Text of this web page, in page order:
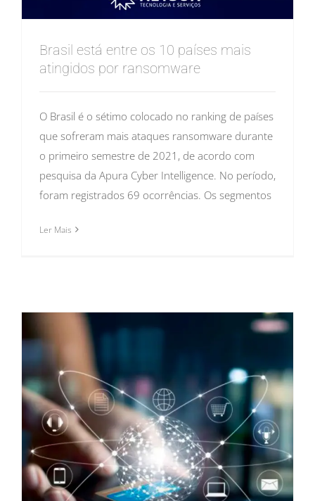
Brasil está entre os 10 países mais
atingidos por ransomware
O Brasil é o sétimo colocado no ranking de países
que sofreram mais ataques ransomware durante
o primeiro semestre de 2021, de acordo com
pesquisa da Apura Cyber Intelligence. No período,
foram registrados 69 ocorrências. Os segmentos
Ler Mais